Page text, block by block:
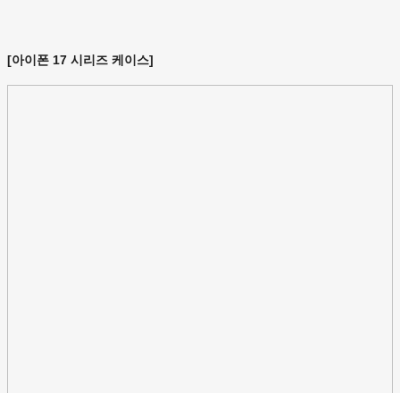
[아이폰 17 시리즈 케이스]